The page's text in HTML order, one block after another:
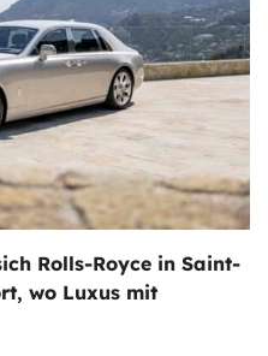
Rolls-Royce in Saint-
wo Luxus mit